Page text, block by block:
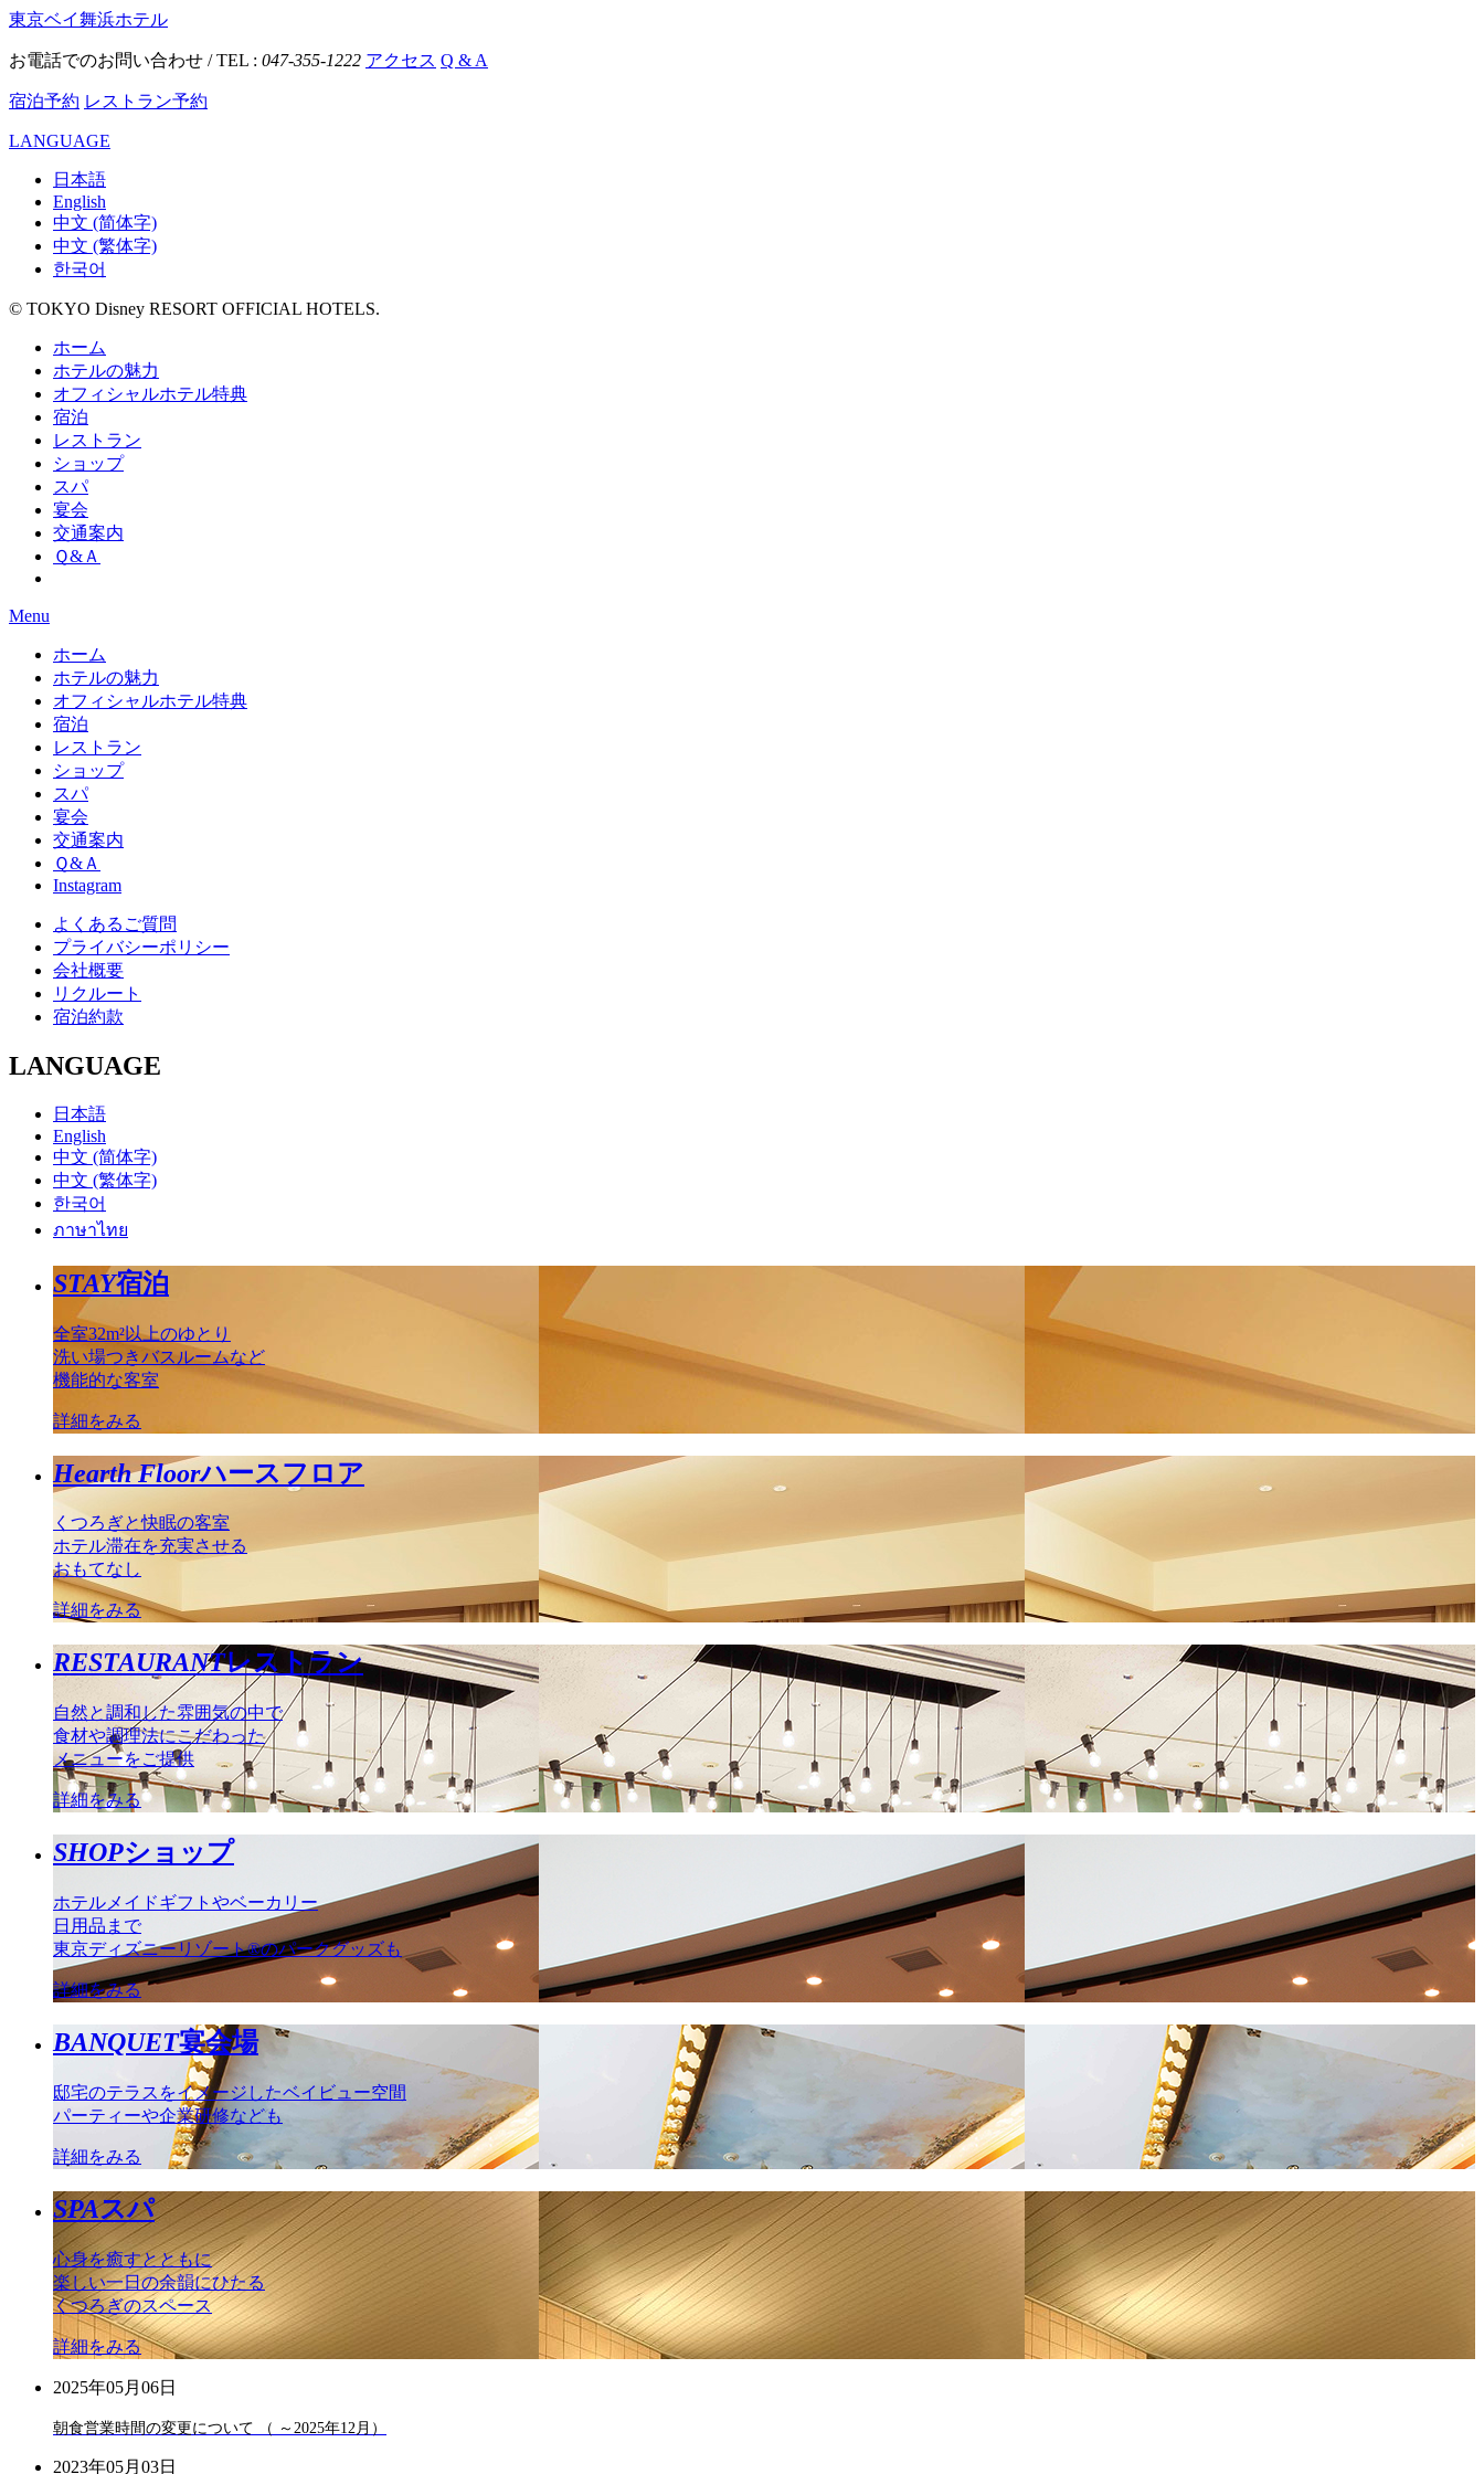
東京ベイ舞浜ホテル
お電話でのお問い合わせ / TEL : 047-355-1222 アクセス Q & A
宿泊予約 レストラン予約
LANGUAGE
日本語
English
中文 (简体字)
中文 (繁体字)
한국어
© TOKYO Disney RESORT OFFICIAL HOTELS.
ホーム
ホテルの魅力
オフィシャルホテル特典
宿泊
レストラン
ショップ
スパ
宴会
交通案内
Ｑ&Ａ
Menu
ホーム
ホテルの魅力
オフィシャルホテル特典
宿泊
レストラン
ショップ
スパ
宴会
交通案内
Ｑ&Ａ
Instagram
よくあるご質問
プライバシーポリシー
会社概要
リクルート
宿泊約款
LANGUAGE
日本語
English
中文 (简体字)
中文 (繁体字)
한국어
ภาษาไทย
STAY宿泊
全室32m²以上のゆとり
洗い場つきバスルームなど
機能的な客室
詳細をみる
Hearth Floorハースフロア
くつろぎと快眠の客室
ホテル滞在を充実させる
おもてなし
詳細をみる
RESTAURANTレストラン
自然と調和した雰囲気の中で
食材や調理法にこだわった
メニューをご提供
詳細をみる
SHOPショップ
ホテルメイドギフトやベーカリー
日用品まで
東京ディズニーリゾート®のパークグッズも
詳細をみる
BANQUET宴会場
邸宅のテラスをイメージしたベイビュー空間
パーティーや企業研修なども
詳細をみる
SPAスパ
心身を癒すとともに
楽しい一日の余韻にひたる
くつろぎのスペース
詳細をみる
2025年05月06日
朝食営業時間の変更について （ ～2025年12月）
2023年05月03日